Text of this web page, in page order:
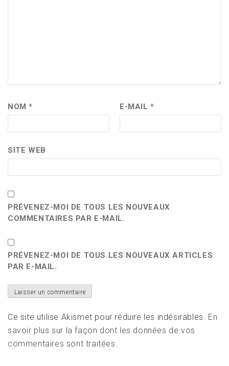
NOM* E-MAIL*
SITE WEB
PRÉVENEZ-MOI DE TOUS LES NOUVEAUX
COMMENTAIRES PAR E-MAIL.
PRÉVENEZ-MOI DE TOUS LES NOUVEAUX ARTICLES
PAR E-MAIL.
Ce site utilise Akismet pour réduire les indésirables. En
savoir plus sur la façon dont les données de vos
commentaires sont traitées